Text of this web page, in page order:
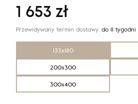
133x180
200x300
300x400
1 653 zł
Przewidywany termin dostawy: do 11 tygodni